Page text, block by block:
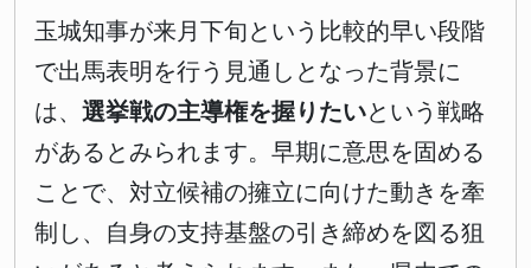
玉城知事が来月下旬という比較的早い段階
で出馬表明を行う見通しとなった背景に
は、 選挙戦の主導権を握りたいという戦略
があるとみられます。早期に意思を固める
ことで、対立候補の擁立に向けた動きを牽
制し、自身の支持基盤の引き締めを図る狙